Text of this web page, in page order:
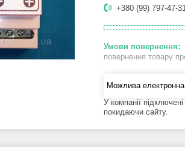
+380 (99) 797-47-
повернення товару
У компанії
покидаючи сайту.